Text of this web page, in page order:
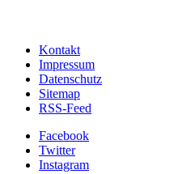
Kontakt
Impressum
Datenschutz
Sitemap
RSS-Feed
Facebook
Twitter
Instagram